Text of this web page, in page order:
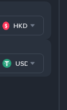
HKD
USDT